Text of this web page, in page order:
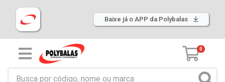
Baixe já o APP da Polybalas
0